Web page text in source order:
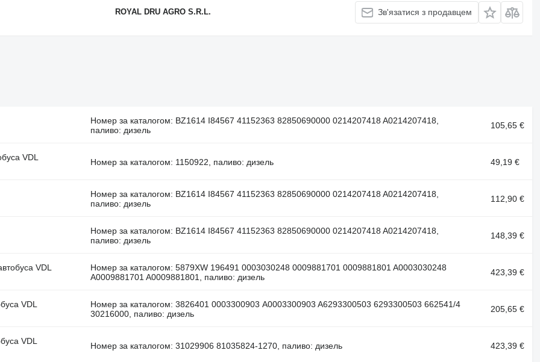
ROYAL DRU AGRO S.R.L. Зв'язатися з продавцем
Номер за каталогом: BZ1614 I84567 41152363 82850690000 0214207418 A0214207418,
паливо: дизель
105,65 €
VDL
Номер за каталогом: 1150922, паливо: дизель 49,19 €
Номер за каталогом: BZ1614 I84567 41152363 82850690000 0214207418 A0214207418,
паливо: дизель
112,90 €
Номер за каталогом: BZ1614 I84567 41152363 82850690000 0214207418 A0214207418,
паливо: дизель
148,39 €
VDL
Номер за каталогом: 5879XW 196491 0003030248 0009881701 0009881801 A0003030248
A0009881701 A0009881801, паливо: дизель
423,39 €
VDL
Номер за каталогом: 3826401 0003300903 A0003300903 A6293300503 6293300503 662541/4
30216000, паливо: дизель
205,65 €
VDL
Номер за каталогом: 31029906 81035824-1270, паливо: дизель 423,39 €